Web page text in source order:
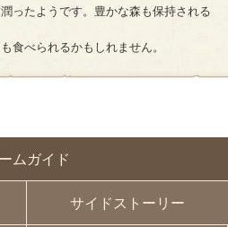
ムガイド
サイドストーリー
ったようです。豊かな森も保持される
食べられるかもしれません。